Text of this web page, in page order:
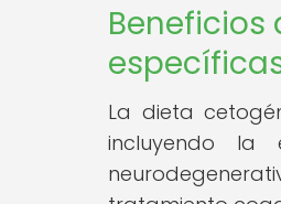
La dieta
incluyendo la